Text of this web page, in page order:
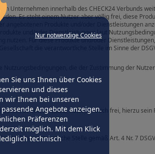
Nur notwendige Cookies
Sie uns Ihnen über Cookies
und dieses
wir Ihnen bei unseren
Angebote anzeigen.
Präferenzen
möglich. Mit dem Klick
technisch
Unternehmen innerhalb des CHECK24 Verbunds
Es steht einem Nutzer aber völlig frei, diese
angebotenen Produkte und/oder Dienstleistungen
und/oder Dienstleistungen laut
Für diese Produkte und/oder
die verantwortliche Stelle im Sinne der
Nutzungsbedingungen, die der Zustimmung der
steht es einem Nutzer natürlich auch frei, hierzu sein
die verantwortliche Stelle gemäß Art. 4 Nr. 7